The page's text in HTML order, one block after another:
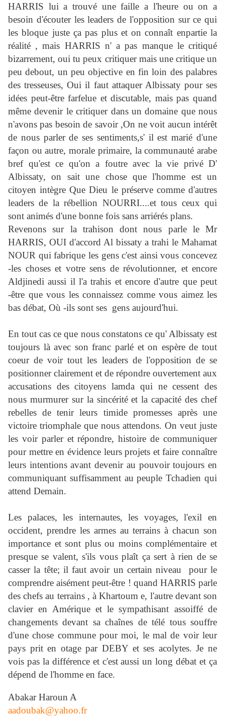
HARRIS lui a trouvé une faille a l'heure ou on a
besoin d'écouter les leaders de l'opposition sur ce qui
les bloque juste ça pas plus et on connaît enpartie la
réalité , mais HARRIS n' a pas manque le critiqué
bizarrement, oui tu peux critiquer mais une critique un
peu debout, un peu objective en fin loin des palabres
des tresseuses, Oui il faut attaquer Albissaty pour ses
idées peut-être farfelue et discutable, mais pas quand
même devenir le critiquer dans un domaine que nous
n'avons pas besoin de savoir ,On ne voit aucun intérêt
de nous parler de ses sentiments,s' il est marié d'une
façon ou autre, morale primaire, la communauté arabe
bref qu'est ce qu'on a foutre avec la vie privé D'
Albissaty, on sait une chose que l'homme est un
citoyen intègre Que Dieu le préserve comme d'autres
leaders de la rébellion NOURRI....et tous ceux qui
sont animés d'une bonne fois sans arriérés plans.
Revenons sur la trahison dont nous parle le Mr
HARRIS, OUI d'accord Al bissaty a trahi le Mahamat
NOUR qui fabrique les gens c'est ainsi vous concevez
-les choses et votre sens de révolutionner, et encore
Aldjinedi aussi il l'a trahis et encore d'autre que peut
-être que vous les connaissez comme vous aimez les
bas débat, Où -ils sont ses gens aujourd'hui.
En tout cas ce que nous constatons ce qu' Albissaty est
toujours là avec son franc parlé et on espère de tout
coeur de voir tout les leaders de l'opposition de se
positionner clairement et de répondre ouvertement aux
accusations des citoyens lamda qui ne cessent des
nous murmurer sur la sincérité et la capacité des chef
rebelles de tenir leurs timide promesses après une
victoire triomphale que nous attendons. On veut juste
les voir parler et répondre, histoire de communiquer
pour mettre en évidence leurs projets et faire connaître
leurs intentions avant devenir au pouvoir toujours en
communiquant suffisamment au peuple Tchadien qui
attend Demain.
Les palaces, les internautes, les voyages, l'exil en
occident, prendre les armes au terrains à chacun son
importance et sont plus ou moins complémentaire et
presque se valent, s'ils vous plaît ça sert à rien de se
casser la tête; il faut avoir un certain niveau pour le
comprendre aisément peut-être ! quand HARRIS parle
des chefs au terrains , à Khartoum e, l'autre devant son
clavier en Amérique et le sympathisant assoiffé de
changements devant sa chaînes de télé tous souffre
d'une chose commune pour moi, le mal de voir leur
pays prit en otage par DEBY et ses acolytes. Je ne
vois pas la différence et c'est aussi un long débat et ça
dépend de l'homme en face.
Abakar Haroun A
aadoubak@yahoo.fr